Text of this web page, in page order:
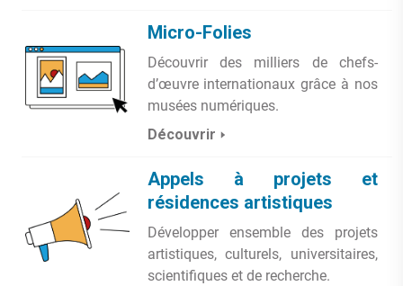
Micro-Folies
Découvrir des milliers de chefs-
d’œuvre internationaux grâce à nos
musées numériques.
Découvrir
Appels à projets et
résidences artistiques
Développer ensemble des projets
artistiques, culturels, universitaires,
scientifiques et de recherche.